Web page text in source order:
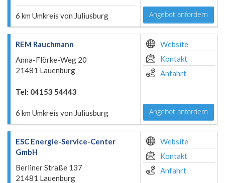
6 km Umkreis von Juliusburg Angebot anfordern
REM Rauchmann
Anna-Flörke-Weg 20
21481 Lauenburg
Tel: 04153 54443
6 km Umkreis von Juliusburg
Website
Kontakt
Anfahrt
Angebot anfordern
ESC Energie-Service-Center
GmbH
Berliner Straße 137
21481 Lauenburg
Website
Kontakt
Anfahrt